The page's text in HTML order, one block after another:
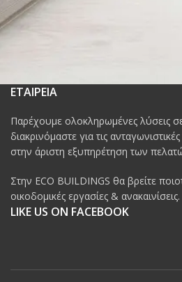
ΕΤΑΙΡΕΙΑ
Παρέχουμε ολοκληρωμένες λύσεις
διακρινόμαστε για τις
στην άριστη εξυπηρέτηση των
Στην ECO BUILDINGS θα βρείτε
οικοδομικές εργασίες & ανακαινίσεις.
LIKE US ON FACEBOOK